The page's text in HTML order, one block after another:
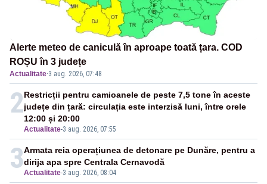
Alerte meteo de caniculă în aproape toată țara. COD
ROȘU în 3 județe
Actualitate·3 aug. 2026, 07:48
2
Actualitate-3 aug. 2026, 07:55
Restricții pentru camioanele de peste 7,5 tone în aceste
județe din țară: circulația este interzisă luni, între orele
12:00 și 20:00
3Actualitate-3 aug. 2026, 08:04
Armata reia operațiunea de detonare pe Dunăre, pentru a
dirija apa spre Centrala Cernavodă